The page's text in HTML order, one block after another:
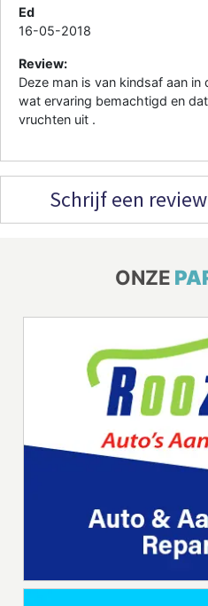
Ed
16-05-2018
Review:
Deze man is van kindsaf aan in
wat ervaring bemachtigd en
vruchten uit .
Schrijf een review
ONZE